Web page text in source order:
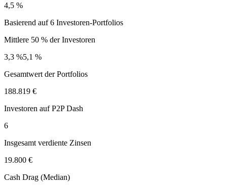
4,5 %
Basierend auf 6 Investoren-Portfolios
Mittlere 50 % der Investoren
3,3 %5,1 %
Gesamtwert der Portfolios
188.819 €
Investoren auf P2P Dash
6
Insgesamt verdiente Zinsen
19.800 €
Cash Drag (Median)